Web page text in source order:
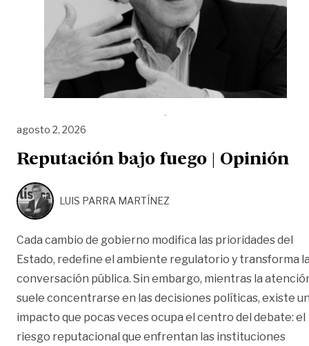
agosto 2, 2026
Reputación bajo fuego | Opinión
LUIS PARRA MARTÍNEZ
Cada cambio de gobierno modifica las prioridades del
Estado, redefine el ambiente regulatorio y transforma
conversación pública. Sin embargo, mientras la
suele concentrarse en las decisiones políticas, existe
impacto que pocas veces ocupa el centro del debate: el
riesgo reputacional que enfrentan las instituciones